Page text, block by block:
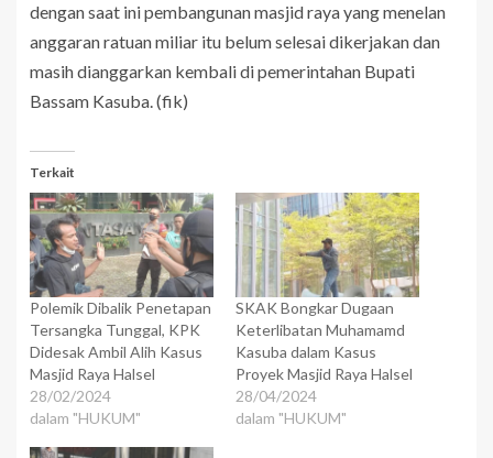
dengan saat ini pembangunan masjid raya yang menelan
anggaran ratuan miliar itu belum selesai dikerjakan dan
masih dianggarkan kembali di pemerintahan Bupati
Bassam Kasuba. (fik)
Terkait
Polemik Dibalik Penetapan
Tersangka Tunggal, KPK
Didesak Ambil Alih Kasus
Masjid Raya Halsel
28/02/2024
dalam "HUKUM"
SKAK Bongkar Dugaan
Keterlibatan Muhamamd
Kasuba dalam Kasus
Proyek Masjid Raya Halsel
28/04/2024
dalam "HUKUM"